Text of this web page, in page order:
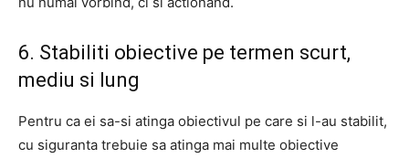
6. Stabiliti obiective pe termen scurt,
mediu si lung
Pentru ca ei sa-si atinga obiectivul pe care si l-au stabilit,
cu siguranta trebuie sa atinga mai multe obiective